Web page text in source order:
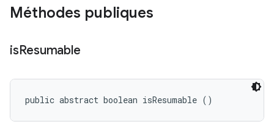
Méthodes publiques
isResumable
public abstract boolean isResumable ()